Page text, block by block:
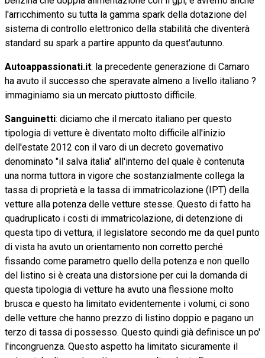
l'arricchimento su tutta la gamma spark della dotazione del
sistema di controllo elettronico della stabilità che diventerà
standard su spark a partire appunto da quest'autunno.
Autoappassionati.it: la precedente generazione di Camaro
ha avuto il successo che speravate almeno a livello italiano ?
immaginiamo sia un mercato piuttosto difficile.
Sanguinetti: diciamo che il mercato italiano per questo
tipologia di vetture è diventato molto difficile all'inizio
dell'estate 2012 con il varo di un decreto governativo
denominato "il salva italia" all'interno del quale è contenuta
una norma tuttora in vigore che sostanzialmente collega la
tassa di proprietà e la tassa di immatricolazione (IPT) della
vetture alla potenza delle vetture stesse. Questo di fatto ha
quadruplicato i costi di immatricolazione, di detenzione di
questa tipo di vettura, il legislatore secondo me da quel punto
di vista ha avuto un orientamento non corretto perché
fissando come parametro quello della potenza e non quello
del listino si è creata una distorsione per cui la domanda di
questa tipologia di vetture ha avuto una flessione molto
brusca e questo ha limitato evidentemente i volumi, ci sono
delle vetture che hanno prezzo di listino doppio e pagano un
terzo di tassa di possesso. Questo quindi già definisce un po'
l'incongruenza. Questo aspetto ha limitato sicuramente il